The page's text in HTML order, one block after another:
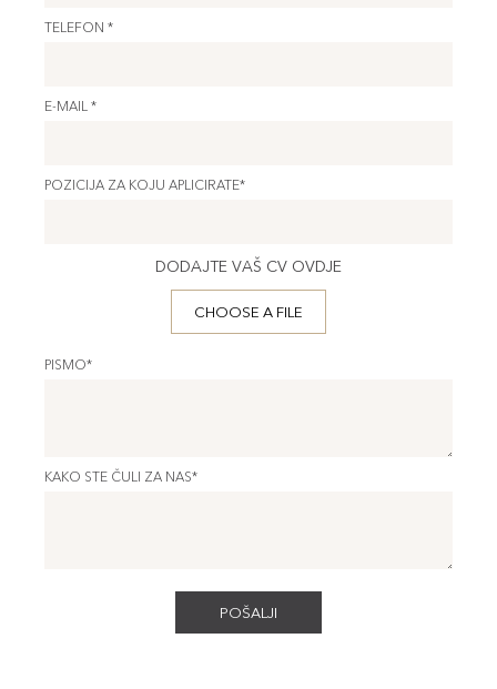
TELEFON *
E-MAIL *
POZICIJA ZA KOJU APLICIRATE*
DODAJTE VAŠ CV OVDJE
CHOOSE A FILE
PISMO*
KAKO STE ČULI ZA NAS*